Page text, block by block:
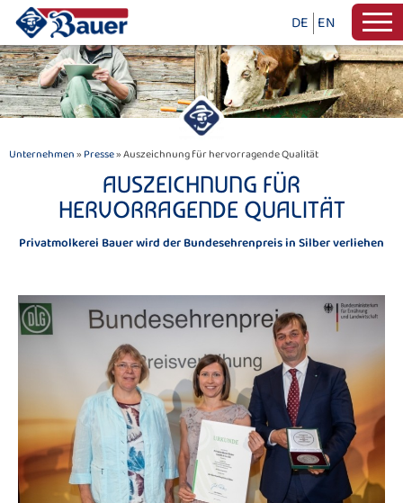
DE EN
Unternehmen» Presse» Auszeichnung für hervorragende Qualität
AUSZEICHNUNG FÜR
HERVORRAGENDE QUALITÄT
Privatmolkerei Bauer wird der Bundesehrenpreis in Silber verliehen